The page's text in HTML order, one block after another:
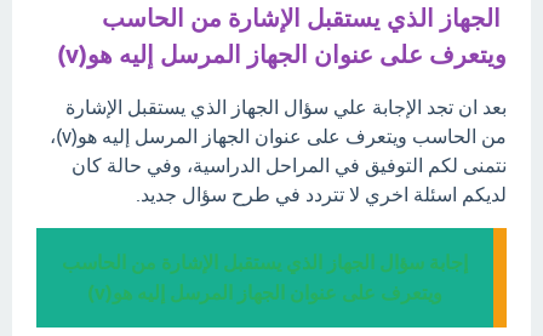
الجهاز الذي يستقبل الإشارة من الحاسب
ويتعرف على عنوان الجهاز المرسل إليه هو(v)
بعد ان تجد الإجابة علي سؤال الجهاز الذي يستقبل الإشارة
من الحاسب ويتعرف على عنوان الجهاز المرسل إليه هو(v)،
نتمنى لكم التوفيق في المراحل الدراسية، وفي حالة كان
لديكم اسئلة اخري لا تتردد في طرح سؤال جديد.
إجابة سؤال الجهاز الذي يستقبل الإشارة من الحاسب
ويتعرف على عنوان الجهاز المرسل إليه هو(v)